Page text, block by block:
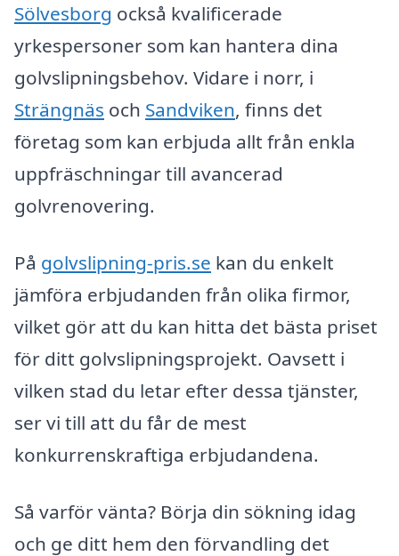
Sölvesborg också kvalificerade
yrkespersoner som kan hantera dina
golvslipningsbehov. Vidare i norr, i
Strängnäs och Sandviken, finns det
företag som kan erbjuda allt från enkla
uppfräschningar till avancerad
golvrenovering.
På golvslipning-pris.se kan du enkelt
jämföra erbjudanden från olika firmor,
vilket gör att du kan hitta det bästa priset
för ditt golvslipningsprojekt. Oavsett i
vilken stad du letar efter dessa tjänster,
ser vi till att du får de mest
konkurrenskraftiga erbjudandena.
Så varför vänta? Börja din sökning idag
och ge ditt hem den förvandling det